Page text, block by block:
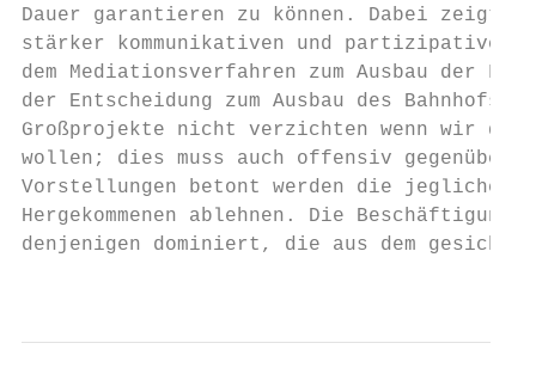
Dauer garantieren zu können. Dabei zeigt
stärker kommunikativen und
dem Mediationsverfahren zum Ausbau der
der Entscheidung zum Ausbau des
Großprojekte nicht verzichten wenn wir die
wollen; dies muss auch offensiv gegenüber
Vorstellungen betont werden die jeglichen
Hergekommenen ablehnen. Die
denjenigen dominiert, die aus dem